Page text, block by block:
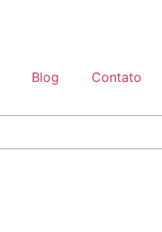
Blog Contato